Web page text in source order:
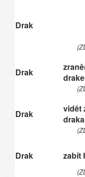
Drak
Drak
Drak
vidět
draka
Drak zabít